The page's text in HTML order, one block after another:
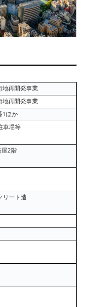
地再開発事業
地再開発事業
1ほか
車場等
屋2階
リート造